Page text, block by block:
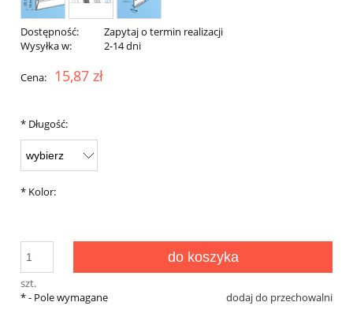
Dostępność:
Zapytaj o termin realizacji
Wysyłka w:
2-14 dni
Cena: 15,87 zł
* Długość:
* Kolor:
szt.
do koszyka
dodaj do przechowalni
*- Pole wymagane